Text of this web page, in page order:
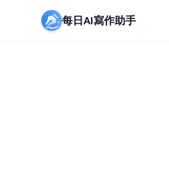
每日AI寫作助手